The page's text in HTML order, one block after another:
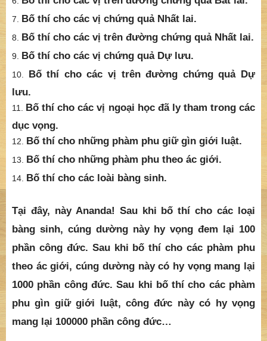
Bố thí cho các vị chứng quả Dự lưu.
Bố thí cho các vị trên đường chứng quả Dự
Bố thí cho các vị ngoại học đã ly tham trong các
dục vọng.
Bố thí cho những phàm phu giữ gìn giới luật.
Bố thí cho những phàm phu theo ác giới.
Bố thí cho các loài bàng sinh.
Tại đây, này Ananda! Sau khi bố thí cho các loại
bàng sinh, cúng dường này hy vọng đem lại 100
theo ác giới, cúng dường này có hy vọng mang lại
1000 phần công đức. Sau khi bố thí cho các phàm
phu gìn giữ giới luật, công đức này có hy vọng
mang lại 100000 phần công đức…
Công đức cứ theo các cấp bậc phân chia trên mà tăng
dần cho đến các đức Như Lai.